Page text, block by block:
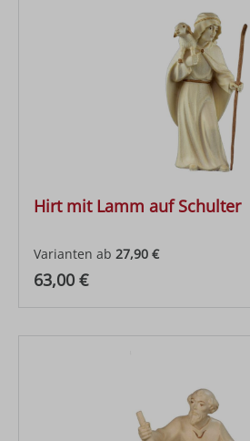
Hirt mit Lamm auf Schulter
Varianten ab 27,90 €
Regulärer Preis:
63,00 €